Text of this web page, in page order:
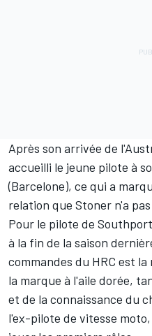
Après son arrivée de
accueilli le jeune pilote à
(Barcelone), ce qui a
relation que Stoner n'a
Pour le pilote de
à la fin de la saison
commandes du HRC est
la marque à l'aile dorée,
et de la connaissance du
l'ex-pilote de vitesse